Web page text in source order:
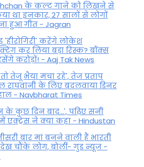
के कल्ट गाने को लिखने से
था इनकार, 27 सालों से लोगों
हुआ गीत - Jagran
'हीरोगिरी' करेंगे लोकेश
कर लिया बड़ा रिस्क? बॉक्स
करोड़ों! - Aaj Tak News
तेजू भैया मचा रहे', तेज प्रताप
राघवानी के लिए बदलवाया डिनर
- Navbharat Times
के कुछ दिन बाद...', पढ़िए सनी
ने क्या कहा - Hindustan
बार मां बनने वाली हैं भारती
देख चौंके लोग, बोलीं- गुड न्यूज -